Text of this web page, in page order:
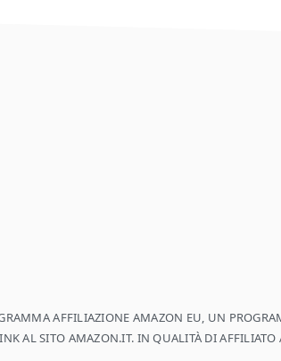
AFFILIAZIONE AMAZON EU, UN
AL SITO AMAZON.IT. IN QUALITÀ DI